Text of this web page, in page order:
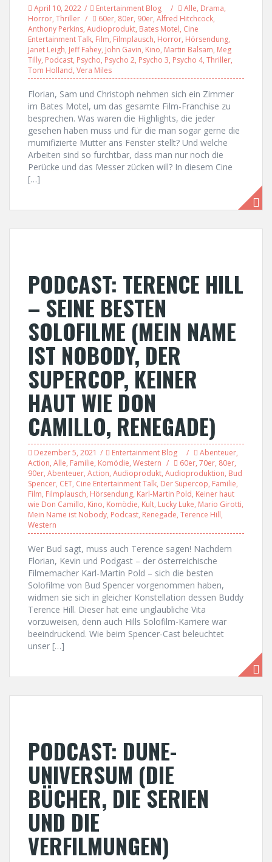
April 10, 2022 Entertainment Blog Alle, Drama,
Horror, Thriller 60er, 80er, 90er, Alfred Hitchcock,
Anthony Perkins, Audioprodukt, Bates Motel, Cine
Entertainment Talk, Film, Filmplausch, Horror, Hörsendung,
Janet Leigh, Jeff Fahey, John Gavin, Kino, Martin Balsam, Meg
Tilly, Podcast, Psycho, Psycho 2, Psycho 3, Psycho 4, Thriller,
Tom Holland, Vera Miles
Florian, Sam und Christoph nehmen sich ein Zimmer
im Bates Motel, um das gesamte Film-Franchise zu
besprechen. Was waren die Highlights, die jeder
gesehen haben muss und für die man sogar gerne die
mumifizierte Mutter ans Fenster stellt? Und welche
Arbeiten sind so furchtbar, dass man nur noch die
Perücke und das Messer zücken will? In diesem Cine
[…]
PODCAST: TERENCE HILL
– SEINE BESTEN
SOLOFILME (MEIN NAME
IST NOBODY, DER
SUPERCOP, KEINER
HAUT WIE DON
CAMILLO, RENEGADE)
Dezember 5, 2021 Entertainment Blog Abenteuer,
Action, Alle, Familie, Komödie, Western 60er, 70er, 80er,
90er, Abenteuer, Action, Audioprodukt, Audioproduktion, Bud
Spencer, CET, Cine Entertainment Talk, Der Supercop, Familie,
Film, Filmplausch, Hörsendung, Karl-Martin Pold, Keiner haut
wie Don Camillo, Kino, Komödie, Kult, Lucky Luke, Mario Girotti,
Mein Name ist Nobody, Podcast, Renegade, Terence Hill,
Western
Wer Bud sagt, muss auch Terence sagen! Nachdem
Florian, Kevin und Podgast – der österreichische
Filmemacher Karl-Martin Pold – sich die besten
Solofilme von Bud Spencer vorgenommen haben,
widmen sie sich in gleicher Konstellation dessen Buddy
Terence Hill. Dieser hat eine unglaubliche Vita
vorzuweisen, denn auch Hills Solofilm-Karriere war
beeindruckend. Wie beim Spencer-Cast beleuchtet
unser […]
PODCAST: DUNE-
UNIVERSUM (DIE
BÜCHER, DIE SERIEN
UND DIE
VERFILMUNGEN)